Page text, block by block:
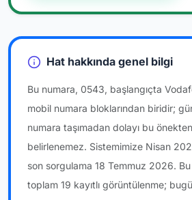
Hat hakkında genel bilgi
Bu numara, 0543, başlangıçta
mobil numara bloklarından biridir;
numara taşımadan dolayı bu
belirlenemez. Sistemimize Nisan
son sorgulama 18 Temmuz 2026.
toplam 19 kayıtlı görüntülenme;